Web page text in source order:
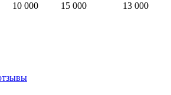
10 000 15 000 13 000